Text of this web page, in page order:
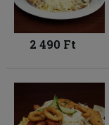
2 490 Ft